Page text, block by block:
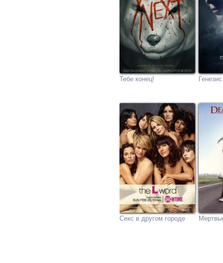
Тебе конец! Генезис
Секс в другом городе